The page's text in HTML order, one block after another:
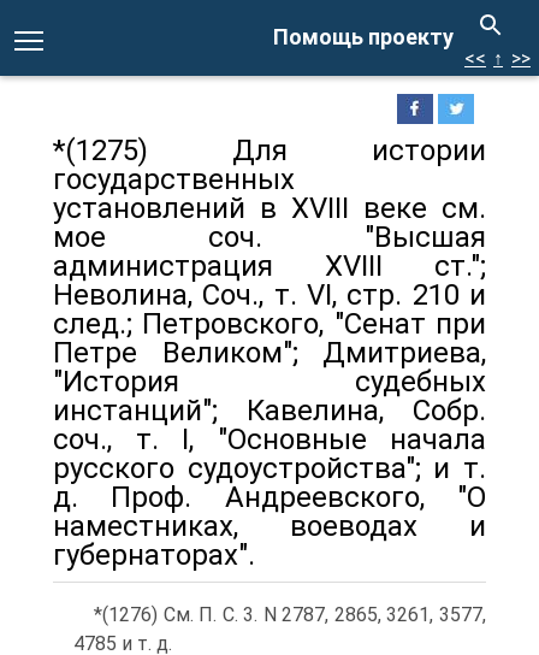
Помощь проекту
<< ↑ >>
*(1275) Для истории
государственных
установлений в ХVIII веке см.
мое соч. "Высшая
администрация XVIII ст.";
Неволина, Соч., т. VI, стр. 210 и
след.; Петровского, "Сенат при
Петре Великом"; Дмитриева,
"История судебных
инстанций"; Кавелина, Собр.
соч., т. I, "Основные начала
русского судоустройства"; и т.
д. Проф. Андреевского, "О
наместниках, воеводах и
губернаторах".
*(1276) См. П. С. 3. N 2787, 2865, 3261, 3577,
4785 и т. д.